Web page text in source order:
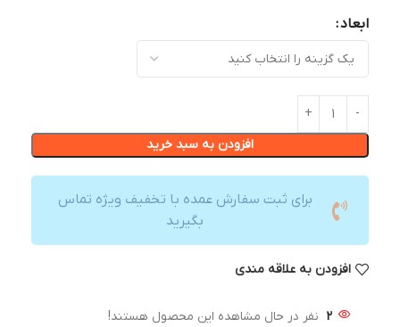
ابعاد
افزودن به سبد خرید
برای ثبت سفارش عمده با تخفیف ویژه تماس
بگیرید
افزودن به علاقه مندی
2 نفر در حال مشاهده این محصول هستند!